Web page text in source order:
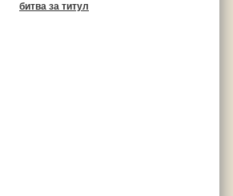
битва за титул